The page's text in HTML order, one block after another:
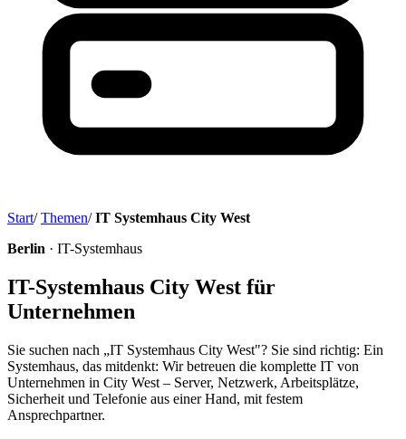
Start/ Themen/ IT Systemhaus City West
Berlin · IT-Systemhaus
IT-Systemhaus City West für
Unternehmen
Sie suchen nach „IT Systemhaus City West"? Sie sind richtig: Ein
Systemhaus, das mitdenkt: Wir betreuen die komplette IT von
Unternehmen in City West – Server, Netzwerk, Arbeitsplätze,
Sicherheit und Telefonie aus einer Hand, mit festem
Ansprechpartner.